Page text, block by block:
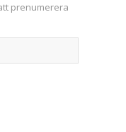
prenumerera